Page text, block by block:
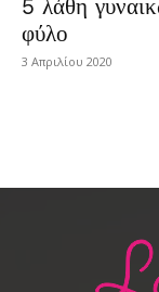
5 λάθη
φύλο
3 Απριλίου 2020